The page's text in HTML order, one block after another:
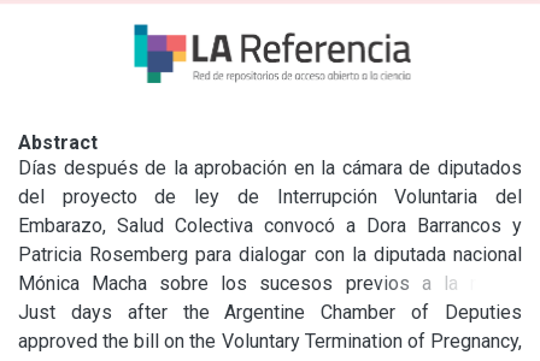
Abstract
Días después de la aprobación en la cámara de diputados
del proyecto de ley de Interrupción Voluntaria del
Embarazo, Salud Colectiva convocó a Dora Barrancos y
Patricia Rosemberg para dialogar con la diputada nacional
Mónica Macha sobre los sucesos previos a la media
sanción del proyecto. En la charla surgieron otras temáticas,
que inundaron las calles de todo el país durante todo el
Just days after the Argentine Chamber of Deputies
approved the bill on the Voluntary Termination of Pregnancy,